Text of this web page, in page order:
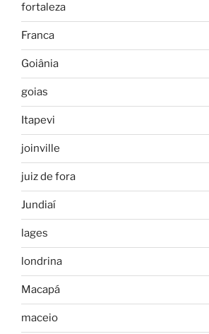
fortaleza
Franca
Goiânia
goias
Itapevi
joinville
juiz de fora
Jundiaí
lages
londrina
Macapá
maceio